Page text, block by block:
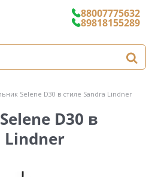
88007775632
89818155289
Selene D30 в стиле Sandra Lindner
D30 в
Lindner